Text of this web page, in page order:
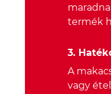
termék
3.
A
vagy